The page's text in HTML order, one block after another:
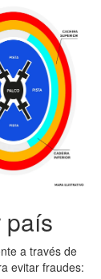
país
a través de
evitar fraudes: